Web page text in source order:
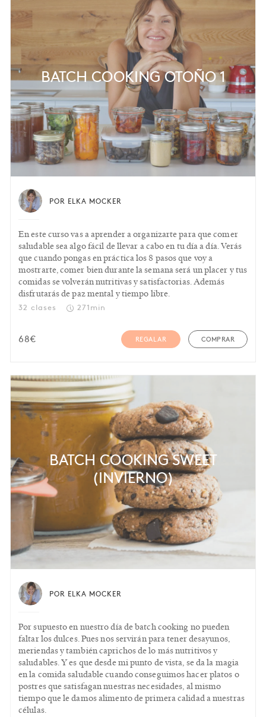
BATCH COOKING OTOÑO 1
POR ELKA MOCKER
En este curso vas a aprender a organizarte para que comer
saludable sea algo fácil de llevar a cabo en tu día a día. Verás
que cuando pongas en práctica los 8 pasos que voy a
mostrarte, comer bien durante la semana será un placer y tus
comidas se volverán nutritivas y satisfactorias. Además
disfrutarás de paz mental y tiempo libre.
32 clases 271min
68€ REGALAR COMPRAR
BATCH COOKING SWEET
(INVIERNO)
POR ELKA MOCKER
Por supuesto en nuestro día de batch cooking no pueden
faltar los dulces. Pues nos servirán para tener desayunos,
meriendas y también caprichos de lo más nutritivos y
saludables. Y es que desde mi punto de vista, se da la magia
en la comida saludable cuando conseguimos hacer platos o
postres que satisfagan nuestras necesidades, al mismo
tiempo que le damos alimento de primera calidad a nuestras
células.